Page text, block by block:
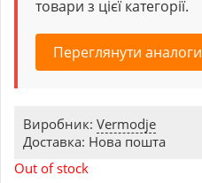
товари з цієї категорії.
Переглянути аналоги
Виробник: Vermodje
Доставка: Нова пошта
Out of stock